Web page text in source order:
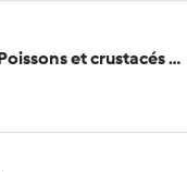
Larousse Cuisiner light - Poissons et crustacés Vol.I